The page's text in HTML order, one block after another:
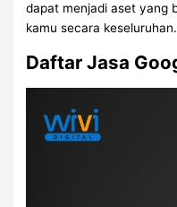
dapat menjadi aset yang
kamu secara keseluruhan.
Daftar Jasa